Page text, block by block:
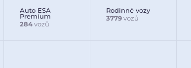
Auto ESA
Premium
284 vozů
Rodinné vozy
3779 vozů